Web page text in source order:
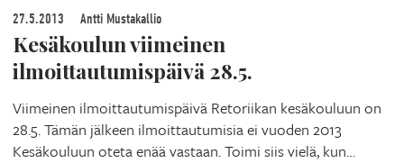
27.5.2013 Antti Mustakallio
Kesäkoulun viimeinen
ilmoittautumispäivä 28.5.
Viimeinen ilmoittautumispäivä Retoriikan kesäkouluun on
28.5. Tämän jälkeen ilmoittautumisia ei vuoden 2013
Kesäkouluun oteta enää vastaan. Toimi siis vielä, kun…